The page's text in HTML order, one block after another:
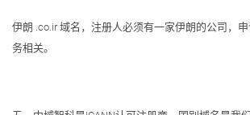
伊朗 .co.ir 域名，注册人必须有一家伊朗的公司，
务相关。